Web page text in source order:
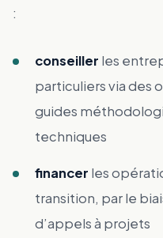
:
conseiller les
particuliers via des
guides
techniques
financer les
transition, par le
d’appels à projets